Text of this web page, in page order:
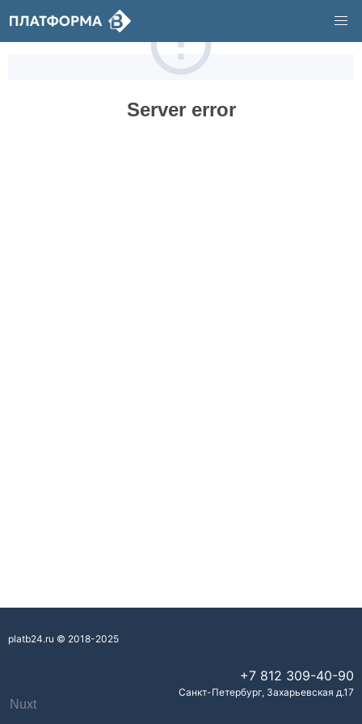
Server error
Nuxt
platb24.ru © 2018-2025
+7 812 309-40-90
Санкт-Петербург, Захарьевская д.17